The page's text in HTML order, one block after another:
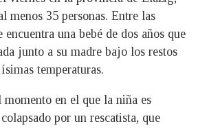
menos 35 personas. Entre las
encuentra una bebé de dos años que
junto a su madre bajo los restos
temperaturas.
en el que la niña es
por un rescatista, que